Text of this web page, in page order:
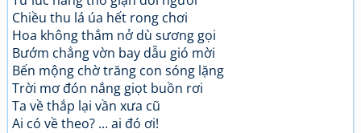
Chiều thu lá úa hết rong chơi
Hoa không thắm nở dù sương gọi
Bướm chẳng vờn bay dẫu gió mời
Bến mộng chờ trăng con sóng lặng
Trời mơ đón nắng giọt buồn rơi
Ta về thắp lại vần xưa cũ
Ai có về theo? ... ai đó ơi!